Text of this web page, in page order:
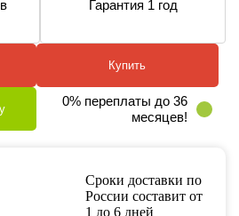
Гарантия 1 год
Купить
0% переплаты до 36
месяцев!
Сроки доставки по
России составит от
1 до 6 дней